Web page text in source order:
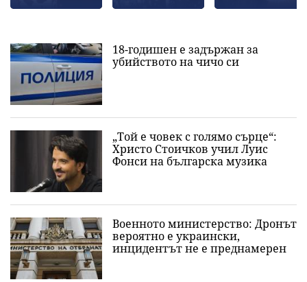
18-годишен е задържан за
убийството на чичо си
„Той е човек с голямо сърце“:
Христо Стоичков учил Луис
Фонси на българска музика
Военното министерство: Дронът
вероятно е украински,
инцидентът не е преднамерен